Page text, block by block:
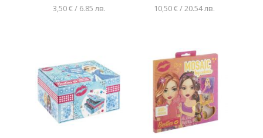
3,50 € / 6.85 лв. 10,50 € / 20.54 лв.